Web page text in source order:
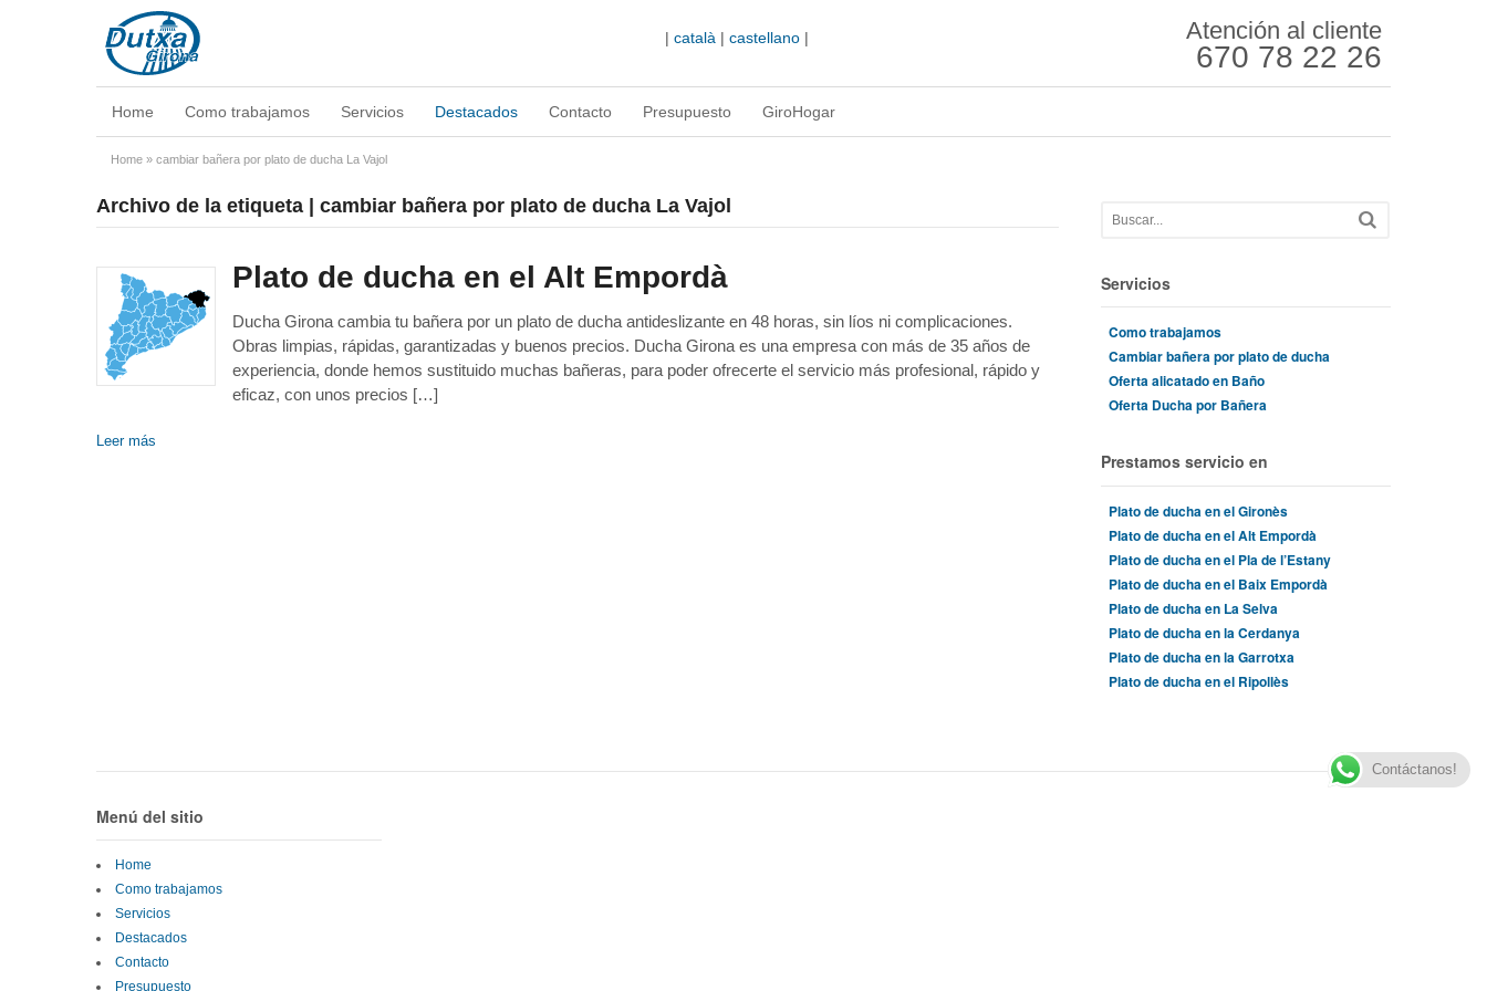
|català |castellano | Atención al cliente
670 78 22 26
Home Como trabajamos Servicios Destacados Contacto Presupuesto GiroHogar
Home » cambiar bañera por plato de ducha La Vajol
Archivo de la etiqueta | cambiar bañera por plato de ducha La Vajol
Plato de ducha en el Alt Empordà
Ducha Girona cambia tu bañera por un plato de ducha antideslizante en 48 horas, sin líos ni complicaciones.
Obras limpias, rápidas, garantizadas y buenos precios. Ducha Girona es una empresa con más de 35 años de
experiencia, donde hemos sustituido muchas bañeras, para poder ofrecerte el servicio más profesional, rápido y
eficaz, con unos precios […]
Leer más
Servicios
Como trabajamos
Cambiar bañera por plato de ducha
Oferta alicatado en Baño
Oferta Ducha por Bañera
Prestamos servicio en
Plato de ducha en el Gironès
Plato de ducha en el Alt Empordà
Plato de ducha en el Pla de l’Estany
Plato de ducha en el Baix Empordà
Plato de ducha en La Selva
Plato de ducha en la Cerdanya
Plato de ducha en la Garrotxa
Plato de ducha en el Ripollès
Menú del sitio
Home
Como trabajamos
Servicios
Destacados
Contacto
Presupuesto
Contáctanos!